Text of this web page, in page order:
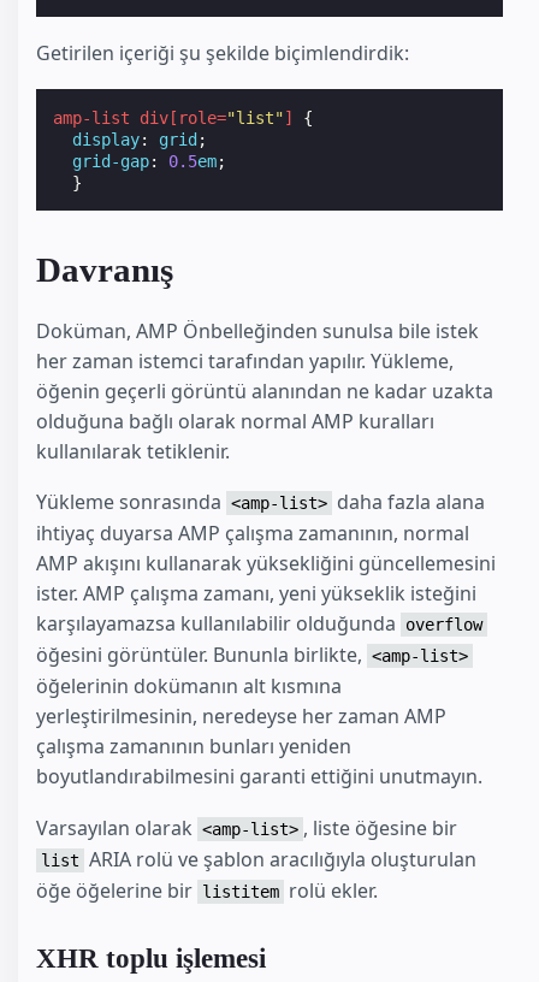
Getirilen içeriği şu şekilde biçimlendirdik:
amp-list div [ role="list"]
{
display: grid ;
grid-gap: 0.5em;
}
Davranış
Doküman, AMP Önbelleğinden sunulsa bile istek
her zaman istemci tarafından yapılır. Yükleme,
öğenin geçerli görüntü alanından ne kadar uzakta
olduğuna bağlı olarak normal AMP kuralları
kullanılarak tetiklenir.
Yükleme sonrasında <amp-list> daha fazla alana
ihtiyaç duyarsa AMP çalışma zamanının, normal
AMP akışını kullanarak yüksekliğini güncellemesini
ister. AMP çalışma zamanı, yeni yükseklik isteğini
karşılayamazsa kullanılabilir olduğunda
overflow
öğesini görüntüler. Bununla birlikte, <amp-list>
öğelerinin dokümanın alt kısmına
yerleştirilmesinin, neredeyse her zaman AMP
çalışma zamanının bunları yeniden
boyutlandırabilmesini garanti ettiğini unutmayın.
Varsayılan olarak <amp-list> , liste öğesine bir
list ARIA rolü ve şablon aracılığıyla oluşturulan
öğe öğelerine bir listitem rolü ekler.
XHR toplu işlemesi